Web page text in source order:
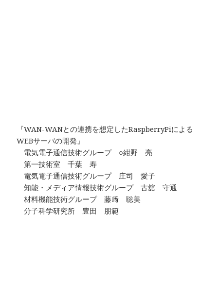
『WAN-WANとの連携を想定したRaspberryPiによる
WEBサーバの開発』
電気電子通信技術グループ ○紺野 亮
第一技術室 千葉 寿
電気電子通信技術グループ 庄司 愛子
知能・メディア情報技術グループ 古舘 守通
材料機能技術グループ 藤﨑 聡美
分子科学研究所 豊田 朋範